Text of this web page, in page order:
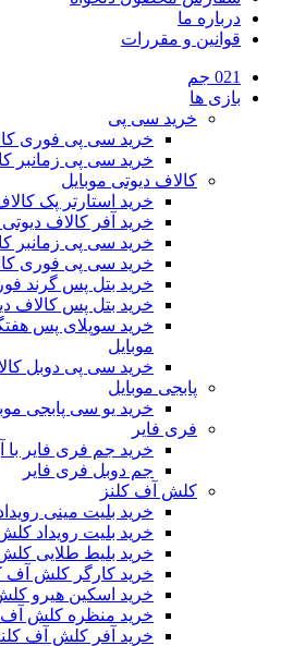
درباره ما
قوانین و مقررات
021 جم
بازی ها
خرید سی پی
خرید سی پی فوری
خرید سی پی زمانبر
کالاف دیوتی موبایل
خرید استارتر پک
خرید آفر کالاف دیوتی
خرید سی پی زمانبر
خرید سی پی فوری
خرید بتل پس گرند
خرید بتل پس کالاف
خرید سوپلای پس
موبایل
خرید سی پی دوبل
پابجی موبایل
خرید یو سی پابجی
فری فایر
خرید جم فری فایر با
جم دوبل فری فایر
کلش آف کلنز
خرید بلیت مینی
خرید بلیت رویداد
خرید بلیط طلایی
خرید کارگر کلش آف
خرید اسکین هیرو
خرید منظره کلش آف
خرید آفر کلش آف